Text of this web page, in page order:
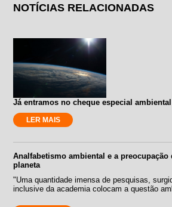
NOTÍCIAS RELACIONADAS
Já entramos no cheque especial ambiental
LER MAIS
Analfabetismo ambiental e a
planeta
"Uma quantidade imensa de pesquisas,
inclusive da academia colocam a questão